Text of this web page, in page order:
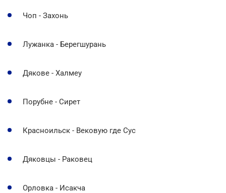
Чоп - Захонь
Лужанка - Берегшурань
Дякове - Халмеу
Порубне - Сирет
Красноильск - Вековую где Сус
Дяковцы - Раковец
Орловка - Исакча